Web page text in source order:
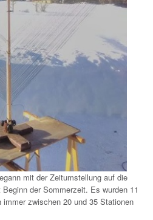
mit der Zeitumstellung auf die
der Sommerzeit. Es wurden 11
immer zwischen 20 und 35 Stationen